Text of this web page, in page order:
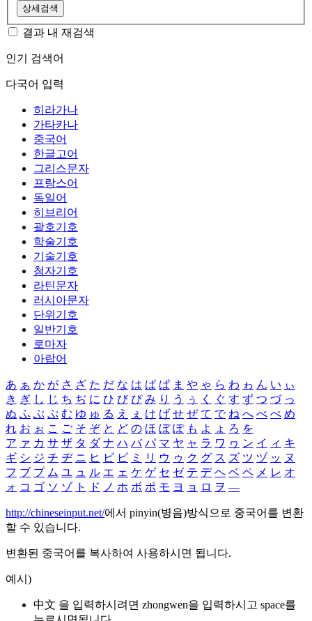
상세검색
결과 내 재검색
인기 검색어
다국어 입력
히라가나
가타카나
중국어
한글고어
그리스문자
프랑스어
독일어
히브리어
괄호기호
학술기호
기술기호
첨자기호
라틴문자
러시아문자
단위기호
일반기호
로마자
아랍어
あ ぁ か が さ ざ た だ な は ば ぱ ま や ゃ ら わ ゎ ん い ぃ
き ぎ し じ ち ぢ に ひ び ぴ み り う ぅ く ぐ す ず つ づ っ
ぬ ふ ぶ ぷ む ゆ ゅ る え ぇ け げ せ ぜ て で ね へ べ ぺ め
れ お ぉ こ ご そ ぞ と ど の ほ ぼ ぽ も よ ょ ろ を
ア ァ カ サ ザ タ ダ ナ ハ バ パ マ ヤ ャ ラ ワ ヮ ン イ ィ キ
ギ シ ジ チ ヂ ニ ヒ ビ ピ ミ リ ウ ゥ ク グ ス ズ ツ ヅ ッ ヌ
フ ブ プ ム ユ ュ ル エ ェ ケ ゲ セ ゼ テ デ ヘ ベ ペ メ レ オ
ォ コ ゴ ソ ゾ ト ド ノ ホ ボ ポ モ ヨ ョ ロ ヲ ―
http://chineseinput.net/에서 pinyin(병음)방식으로 중국어를 변환
할 수 있습니다.
변환된 중국어를 복사하여 사용하시면 됩니다.
예시)
中文 을 입력하시려면 zhongwen을 입력하시고 space를